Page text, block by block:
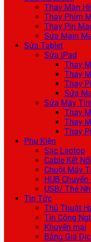
Thay Màn
Thay Phím
Thay Pin
Sửa Main
Sửa Tablet
Sửa iPad
Thay
Thay
Thay
Sửa
Sửa Máy
Thay
Thay
Thay
Phụ Kiện
Sạc Laptop
Cable Kết Nối
Chuột Máy
HUB
USB/ Thẻ
Tin Tức
Thủ Thuật
Tin Công
Khuyến mại
Bảng Giá